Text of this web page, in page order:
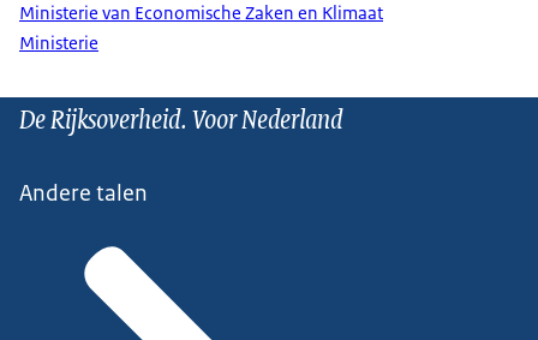
Ministerie van Economische Zaken en Klimaat
Ministerie
De Rijksoverheid. Voor Nederland
Andere talen